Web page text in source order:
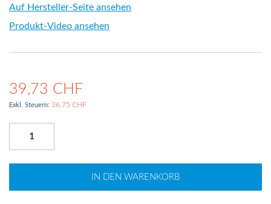
Auf Hersteller-Seite ansehen
Produkt-Video ansehen
39,73 CHF
36,75 CHF
IN DEN WARENKORB